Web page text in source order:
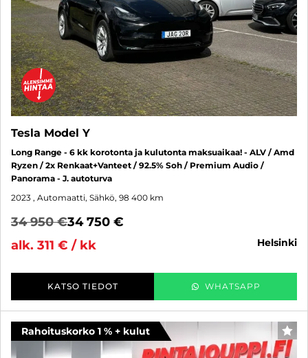
Tesla Model Y
Long Range - 6 kk korotonta ja kulutonta maksuaikaa! - ALV / Amd
Ryzen / 2x Renkaat+Vanteet / 92.5% Soh / Premium Audio /
Panorama - J. autoturva
2023 , Automaatti, Sähkö, 98 400 km
34 950 €34 750 €
alk. 311 € / kk
helsinki
KATSO TIEDOT WHATSAPP
Rahoituskorko 1 % + kulut